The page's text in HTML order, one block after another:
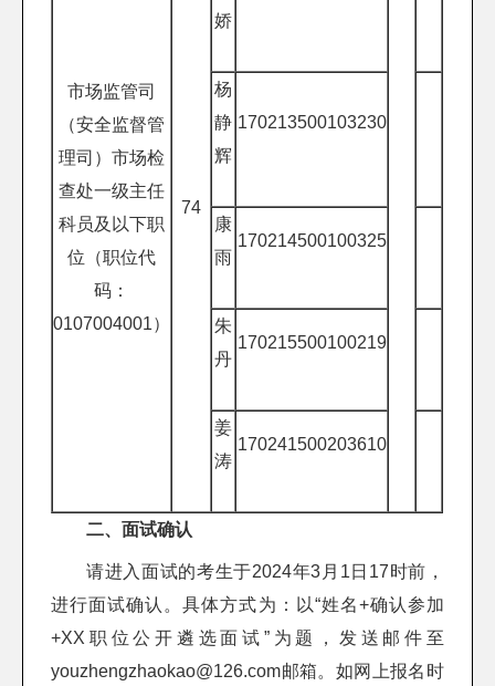
市场监管司
（安全监督管
理司）市场检
查处一级主任
科员及以下职
位（职位代
码：
0107004001）
74
娇
杨
静
辉
170213500103230
康
雨
170214500100325
朱
丹
170215500100219
姜
涛
170241500203610
二、面试确认
请进入面试的考生于2024年3月1日17时前，
进行面试确认。具体方式为：以“姓名+确认参加
+XX职位公开遴选面试”为题，发送邮件至
youzhengzhaokao@126.com邮箱。如网上报名时